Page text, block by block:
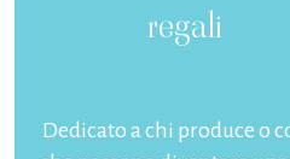
regali
Dedicato a chi produce o